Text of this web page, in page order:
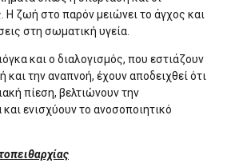
Η ζωή στο παρόν μειώνει το άγχος και
στη σωματική υγεία.
και ο διαλογισμός, που εστιάζουν
και την αναπνοή, έχουν αποδειχθεί ότι
πίεση, βελτιώνουν την
και ενισχύουν το ανοσοποιητικό